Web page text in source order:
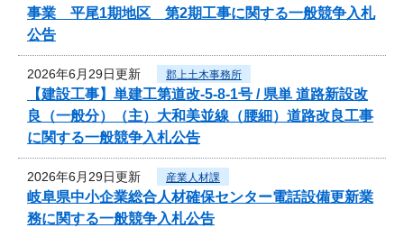
事業 平尾1期地区 第2期工事に関する一般競争入札
公告
2026年6月29日更新 郡上土木事務所
【建設工事】単建工第道改-5-8-1号 / 県単 道路新設改
良（一般分）（主）大和美並線（腰細）道路改良工事
に関する一般競争入札公告
2026年6月29日更新 産業人材課
岐阜県中小企業総合人材確保センター電話設備更新業
務に関する一般競争入札公告